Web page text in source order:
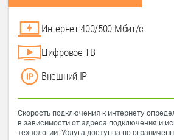
Интернет 400/500 Мбит/с
Цифровое ТВ
Внешний IP
Скорость подключения к интернету
в зависимости от адреса подключения и
технологии. Услуга доступна по